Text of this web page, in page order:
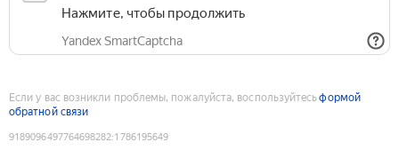
Нажмите, чтобы продолжить
Yandex SmartCaptcha
Если у вас возникли проблемы, пожалуйста, воспользуйтесьформой
обратной связи
9189096497764698282:1786195649